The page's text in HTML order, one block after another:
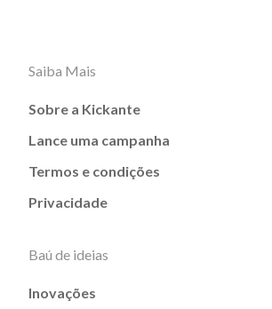
Saiba Mais
Sobre a Kickante
Lance uma campanha
Termos e condições
Privacidade
Baú de ideias
Inovações